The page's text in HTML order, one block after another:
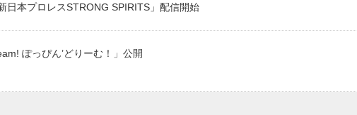
日本プロレスSTRONG SPIRITS」配信開始
ぽっぴん’どりーむ！」公開